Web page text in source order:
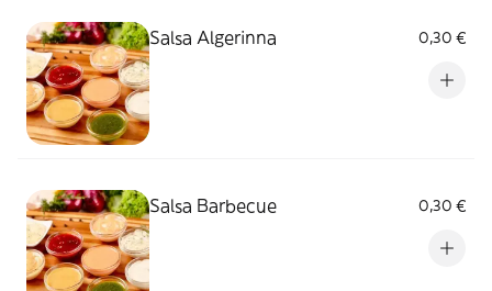
Salsa Algerinna 0,30 €
Salsa Barbecue 0,30 €